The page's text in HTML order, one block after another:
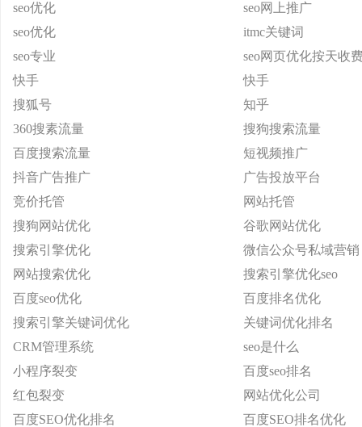
seo优化
seo网上推广
seo优化
itmc关键词
seo专业
seo网页优化按天收
快手
快手
搜狐号
知乎
360搜素流量
搜狗搜索流量
百度搜索流量
短视频推广
抖音广告推广
广告投放平台
竞价托管
网站托管
搜狗网站优化
谷歌网站优化
搜索引擎优化
微信公众号私域营销
网站搜索优化
搜索引擎优化seo
百度seo优化
百度排名优化
搜索引擎关键词优化
关键词优化排名
CRM管理系统
seo是什么
小程序裂变
百度seo排名
红包裂变
网站优化公司
百度SEO优化排名
百度SEO排名优化